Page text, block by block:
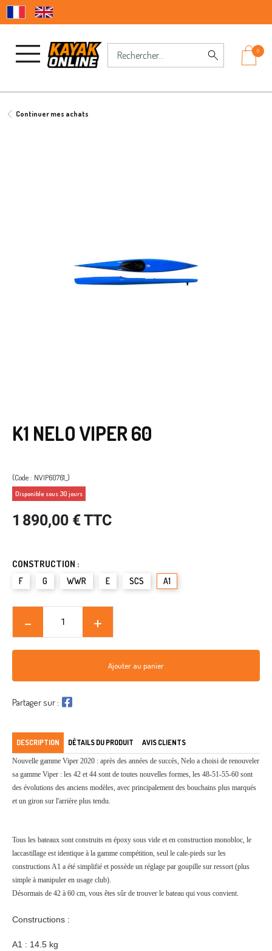
0
Continuer mes achats
DESCRIPTION DÉTAILS DU PRODUIT AVIS CLIENTS
Nouvelle gamme Viper 2020 : après des années de succès, Nelo a choisi de renouveler
sa gamme Viper : les 42 et 44 sont de toutes nouvelles formes, les 48-51-55-60 sont
des évolutions des anciens modèles, avec principalement des bouchains plus marqués
et un giron sur l'arrière plus tendu.
Tous les bateaux sont construits en époxy sous vide et en construction monobloc, le
laccastillage est identique à la gamme compétition, seul le cale-pieds sur les
constructions A1 a été simplifié et possède un réglage par goupille sur ressort (plus
simple à manipuler en usage club).
Désormais de 42 à 60 cm, vous êtes sûr de trouver le bateau qui vous convient.
Constructions :
A1 : 14.5 kg
K1 NELO VIPER 60
(Code : NVIP60761_)
Disponible sous 30 jours
1 890,00 € TTC
CONSTRUCTION :
F G WWR E SCS A1
Ajouter au panier
Partager sur :